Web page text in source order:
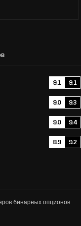
9.1 9.1
9.0 9.3
9.0 9.4
8.9 9.2
бинарных опционов